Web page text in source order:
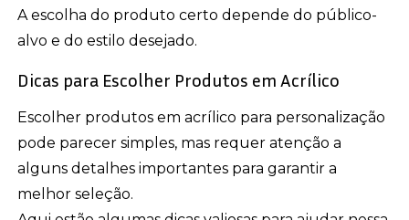
A escolha do produto certo depende do público-
alvo e do estilo desejado.
Dicas para Escolher Produtos em Acrílico
Escolher produtos em acrílico para personalização
pode parecer simples, mas requer atenção a
alguns detalhes importantes para garantir a
melhor seleção.